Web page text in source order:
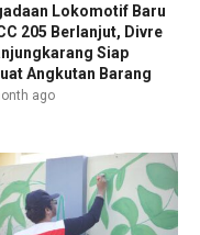
Lokomotif Baru
205 Berlanjut, Divre
Siap
Angkutan Barang
ago